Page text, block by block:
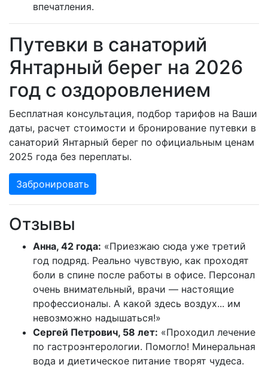
впечатления.
Путевки в санаторий
Янтарный берег на 2026
год с оздоровлением
Бесплатная консультация, подбор тарифов на Ваши
даты, расчет стоимости и бронирование путевки в
санаторий Янтарный берег по официальным ценам
2025 года без переплаты.
Забронировать
Отзывы
Анна, 42 года: «Приезжаю сюда уже третий
год подряд. Реально чувствую, как проходят
боли в спине после работы в офисе. Персонал
очень внимательный, врачи — настоящие
профессионалы. А какой здесь воздух... им
невозможно надышаться!»
Сергей Петрович, 58 лет: «Проходил лечение
по гастроэнтерологии. Помогло! Минеральная
вода и диетическое питание творят чудеса.